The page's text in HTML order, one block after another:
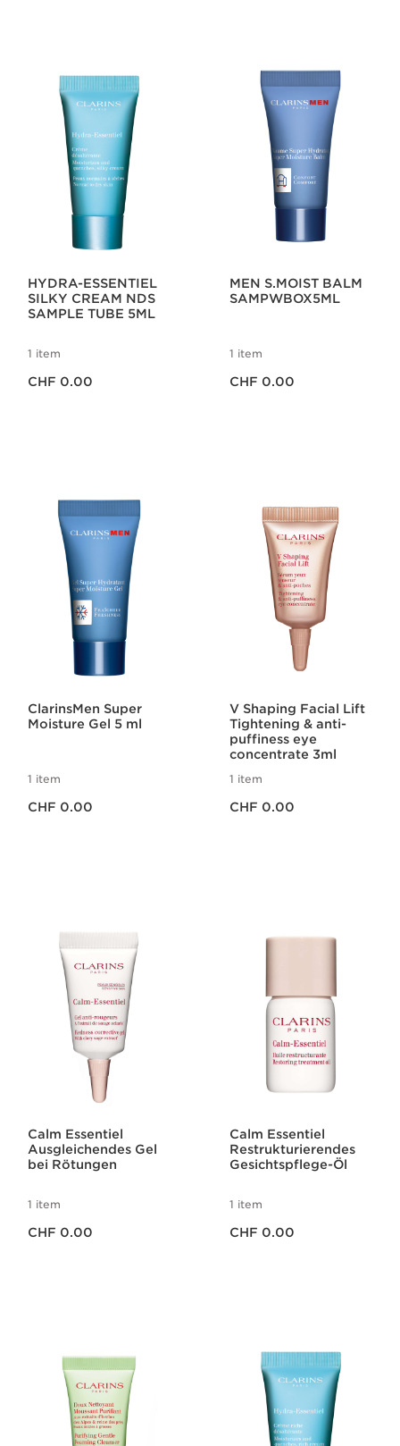
HYDRA-ESSENTIEL
SILKY CREAM NDS
SAMPLE TUBE 5ML
1 item
CHF 0.00
MEN S.MOIST BALM
SAMPWBOX5ML
1 item
CHF 0.00
ClarinsMen Super
Moisture Gel 5 ml
1 item
CHF 0.00
V Shaping Facial Lift
Tightening & anti-
puffiness eye
concentrate 3ml
1 item
CHF 0.00
Calm Essentiel
Ausgleichendes Gel
bei Rötungen
1 item
CHF 0.00
Calm Essentiel
Restrukturierendes
Gesichtspflege-Öl
1 item
CHF 0.00